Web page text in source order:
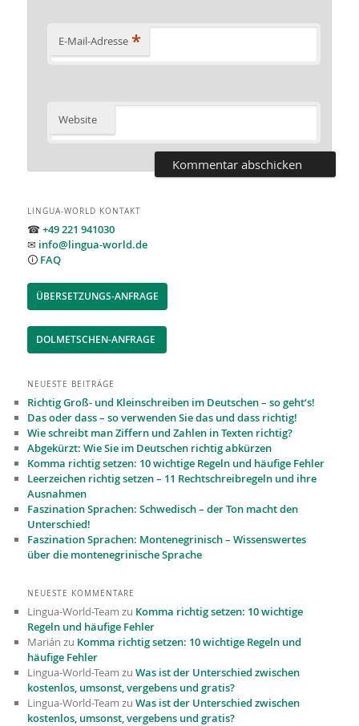
E-Mail-Adresse *
Website
LINGUA-WORLD KONTAKT
☎+49 221 941030
✉ info@lingua-world.de
🛈 FAQ
ÜBERSETZUNGS-ANFRAGE
DOLMETSCHEN-ANFRAGE
NEUESTE BEITRÄGE
Richtig Groß- und Kleinschreiben im Deutschen – so geht‘s!
Das oder dass – so verwenden Sie das und dass richtig!
Wie schreibt man Ziffern und Zahlen in Texten richtig?
Abgekürzt: Wie Sie im Deutschen richtig abkürzen
Komma richtig setzen: 10 wichtige Regeln und häufige Fehler
Leerzeichen richtig setzen – 11 Recht­schreibregeln und ihre
Ausnahmen
Faszination Sprachen: Schwedisch – der Ton macht den
Unterschied!
Faszination Sprachen: Montenegrinisch – Wissenswertes
über die montenegrinische Sprache
NEUESTE KOMMENTARE
Lingua-World-Team zu Komma richtig setzen: 10 wichtige
Regeln und häufige Fehler
Marián zu Komma richtig setzen: 10 wichtige Regeln und
häufige Fehler
Lingua-World-Team zuWas ist der Unterschied zwischen
kostenlos, umsonst, vergebens und gratis?
Lingua-World-Team zuWas ist der Unterschied zwischen
kostenlos, umsonst, vergebens und gratis?